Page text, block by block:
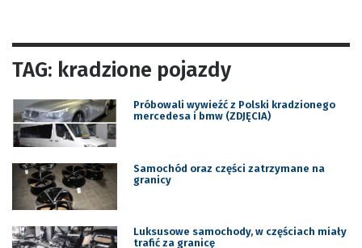
TAG: kradzione pojazdy
Próbowali wywieźć z Polski kradzionego
mercedesa i bmw (ZDJĘCIA)
Samochód oraz części zatrzymane na
granicy
Luksusowe samochody, w częściach miały
trafić za granicę